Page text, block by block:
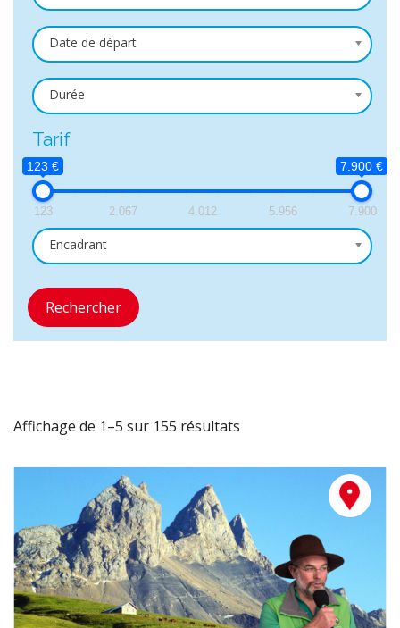
Date de départ
Durée
Tarif
123 € 7.900 €
123 2.067 4.012 5.956 7.900
Encadrant
Rechercher
Affichage de 1–5 sur 155 résultats